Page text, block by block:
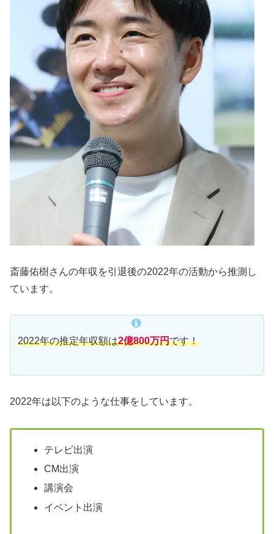
斎藤佑樹さんの年収を引退後の2022年の活動から推測し
ています。
2022年の推定年収額は2億800万円です！
2022年は以下のような仕事をしています。
テレビ出演
CM出演
講演会
イベント出演